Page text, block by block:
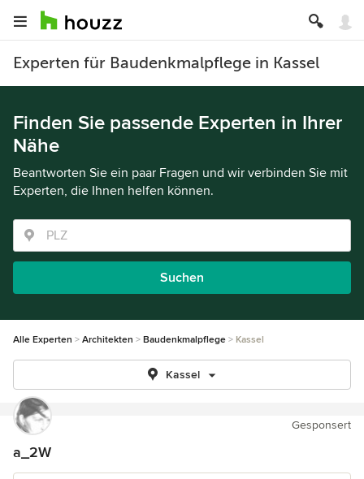
Experten für Baudenkmalpflege in Kassel
Finden Sie passende Experten in Ihrer
Nähe
Beantworten Sie ein paar Fragen und wir verbinden Sie mit
Experten, die Ihnen helfen können.
Suchen
Alle Experten Architekten Baudenkmalpflege Kassel
Kassel
Gesponsert
a_2W